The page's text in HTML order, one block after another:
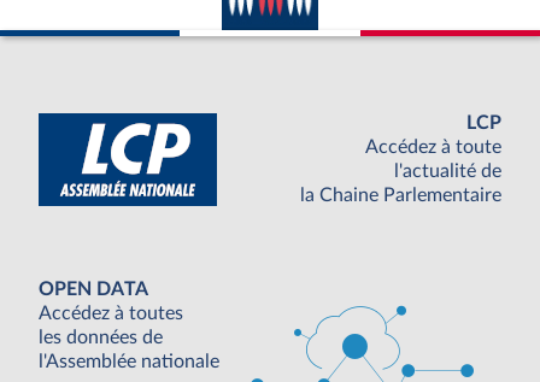
LCP
Accédez à toute
l'actualité de
la Chaine Parlementaire
OPEN DATA
Accédez à toutes
les données de
l'Assemblée nationale